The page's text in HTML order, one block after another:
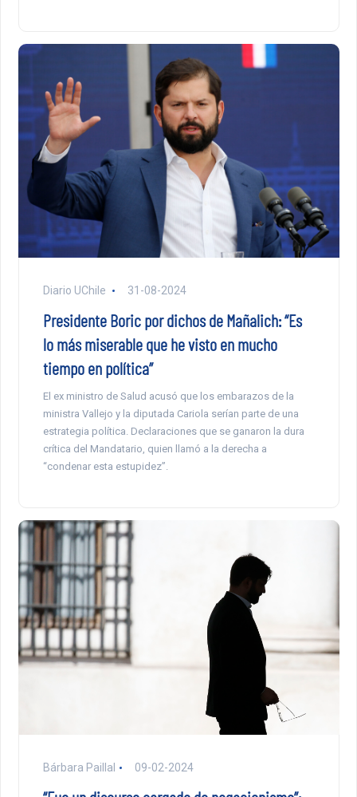
Diario UChile 31-08-2024
Presidente Boric por dichos de Mañalich: “Es
lo más miserable que he visto en mucho
tiempo en política”
El ex ministro de Salud acusó que los embarazos de la
ministra Vallejo y la diputada Cariola serían parte de una
estrategia política. Declaraciones que se ganaron la dura
crítica del Mandatario, quien llamó a la derecha a
“condenar esta estupidez”.
Bárbara Paillal 09-02-2024